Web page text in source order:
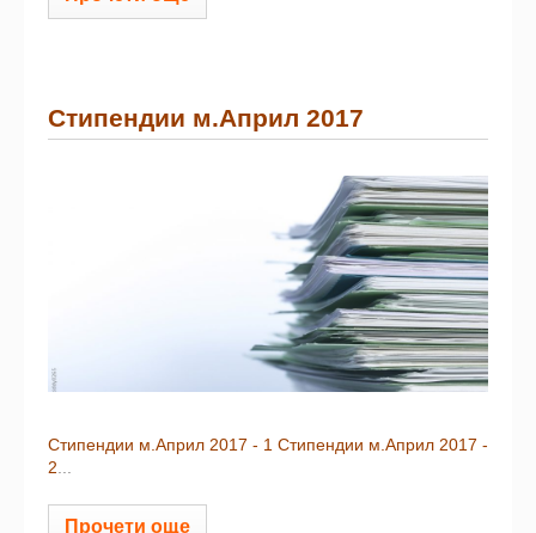
Стипендии м.Април 2017
Стипендии м.Април 2017 - 1 Стипендии м.Април 2017 -
2
Прочети още